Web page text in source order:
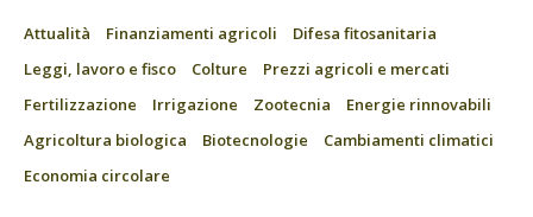
Attualità Finanziamenti agricoli
Difesa fitosanitaria
Leggi, lavoro e fisco
Colture
Prezzi agricoli e mercati
Fertilizzazione
Irrigazione Zootecnia
Energie rinnovabili
Agricoltura biologica
Biotecnologie
Cambiamenti climatici
Economia circolare